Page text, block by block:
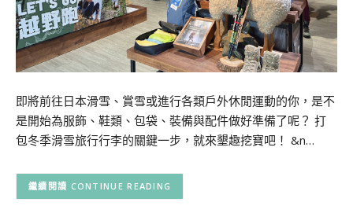
即將前往日本滑雪、賞雪或進行各類戶外休閒運動的你，是不
是開始為服飾、鞋類、包袋、裝備與配件做好準備了呢？ 打
包冬季滑雪旅行行李的關鍵一步，就來墾趣挖寶吧！ &n…
CONTINUE READING